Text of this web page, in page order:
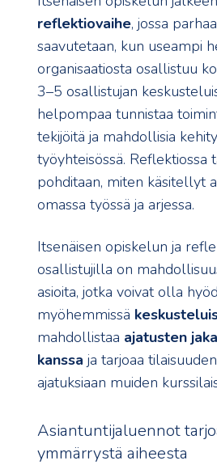
reflektiovaihe, jossa
saavutetaan, kun useampi
organisaatiosta osallistuu
3–5 osallistujan
helpompaa tunnistaa
tekijöitä ja mahdollisia
työyhteisössä. Reflektiossa
pohditaan, miten käsitellyt
omassa työssä ja arjessa.
Itsenäisen opiskelun ja
osallistujilla on
asioita, jotka voivat olla
myöhemmissä
mahdollistaa ajatusten
kanssa ja tarjoaa
ajatuksiaan muiden
Asiantuntijaluennot
ymmärrystä aiheesta